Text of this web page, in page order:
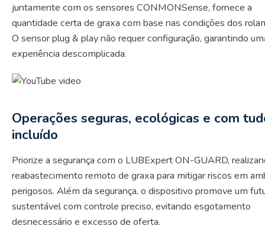
juntamente com os sensores CONMONSense, fornece a
quantidade certa de graxa com base nas condições dos
O sensor plug & play não requer configuração, garantindo
experiência descomplicada.
Operações seguras, ecológicas e com
incluído
Priorize a segurança com o LUBExpert ON-GUARD,
reabastecimento remoto de graxa para mitigar riscos em
perigosos. Além da segurança, o dispositivo promove um
sustentável com controle preciso, evitando esgotamento
desnecessário e excesso de oferta.